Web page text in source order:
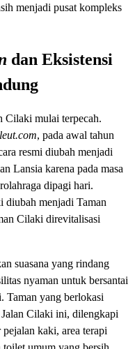
menjadi pusat kompleks
dan Eksistensi
Cilaki mulai terpecah.
, pada awal tahun
resmi diubah menjadi
Lansia karena pada masa
dipagi hari.
diubah menjadi Taman
Cilaki direvitalisasi
suasana yang rindang
nyaman untuk bersantai
Taman yang berlokasi
Jalan Cilaki ini, dilengkapi
kaki, area terapi